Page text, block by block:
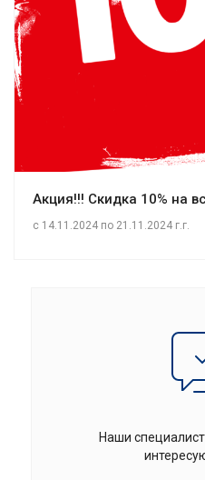
Акция!!! Скидка 10% на
c 14.11.2024 по 21.11.2024 г.г.
Наши